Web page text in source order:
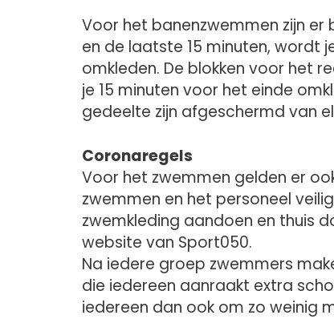
Voor het banenzwemmen zijn er
en de laatste 15 minuten, wordt
omkleden. De blokken voor het
je 15 minuten voor het einde
gedeelte zijn afgeschermd van
Coronaregels
Voor het zwemmen gelden er
zwemmen en het personeel
zwemkleding aandoen en thuis
website van Sport050.
Na iedere groep zwemmers
die iedereen aanraakt extra
iedereen dan ook om zo weinig